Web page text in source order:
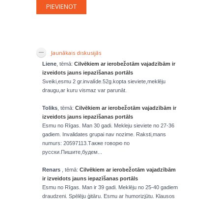
Jaunākais diskusijās
Liene , tēmā: Cilvēkiem ar ierobežotām vajadzībām ir
izveidots jauns iepazīšanas portāls
Sveiki,esmu 2 gr.invalíde.52g.kopta sieviete,meklēju
draugu,ar kuru vismaz var parunāt.
Toliks , tēmā: Cilvēkiem ar ierobežotām vajadzībām ir
izveidots jauns iepazīšanas portāls
Esmu no Rīgas. Man 30 gadi. Mekleju sieviete no 27-36
gadiem. Invalidates grupai nav nozime. Raksti,mans
numurs: 20597113.Также говорю по
русски.Пишите,будем...
Renars , tēmā: Cilvēkiem ar ierobežotām vajadzībām
ir izveidots jauns iepazīšanas portāls
Esmu no Rīgas. Man ir 39 gadi. Meklēju no 25-40 gadiem
draudzeni. Spēlēju ģitāru. Esmu ar humorizjūtu. Klausos